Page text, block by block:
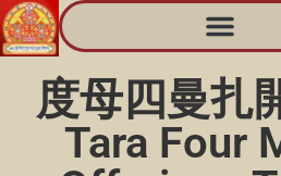
度母四曼扎
Tara Four